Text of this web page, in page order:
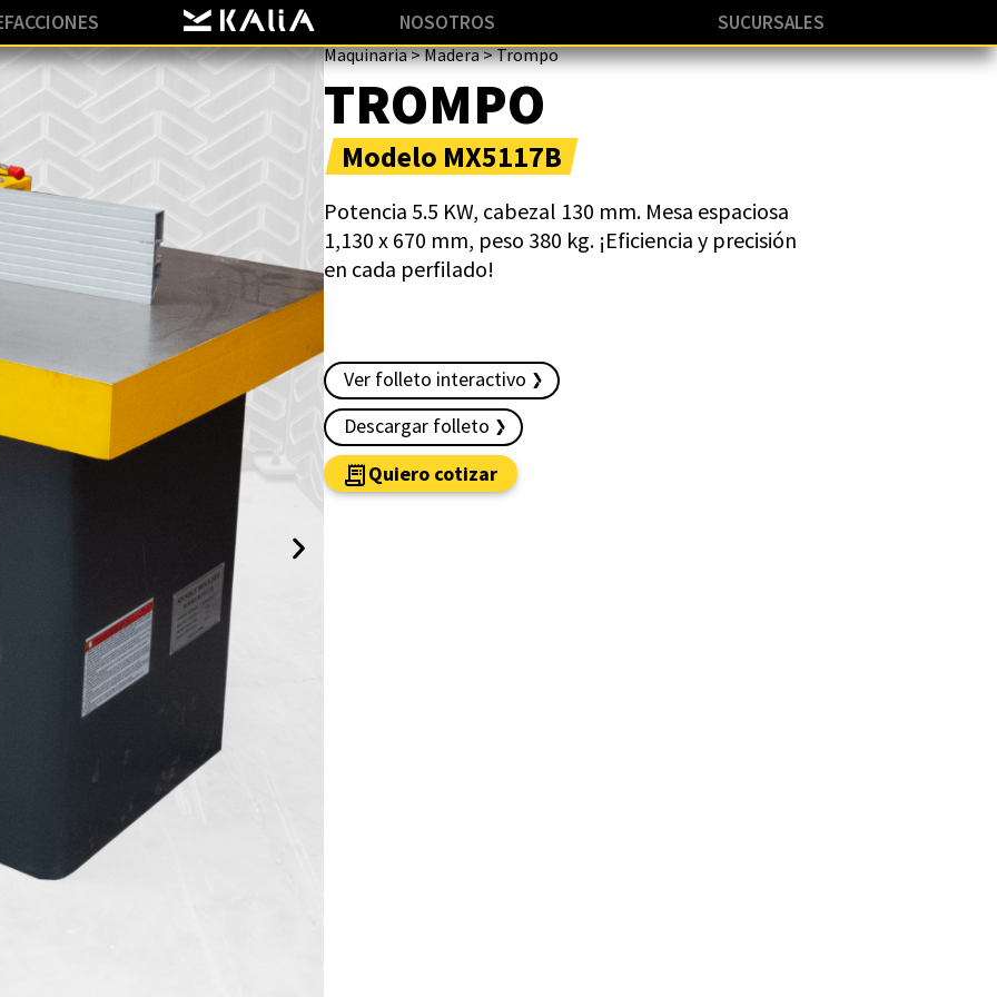
NOSOTROS SUCURSALES
Maquinaria>Madera> Trompo
TROMPO
Modelo MX5117B
Potencia 5.5 KW, cabezal 130 mm. Mesa espaciosa
1,130 x 670 mm, peso 380 kg. ¡Eficiencia y precisión
en cada perfilado!
Ver folleto interactivo
Descargar folleto
Quiero cotizar